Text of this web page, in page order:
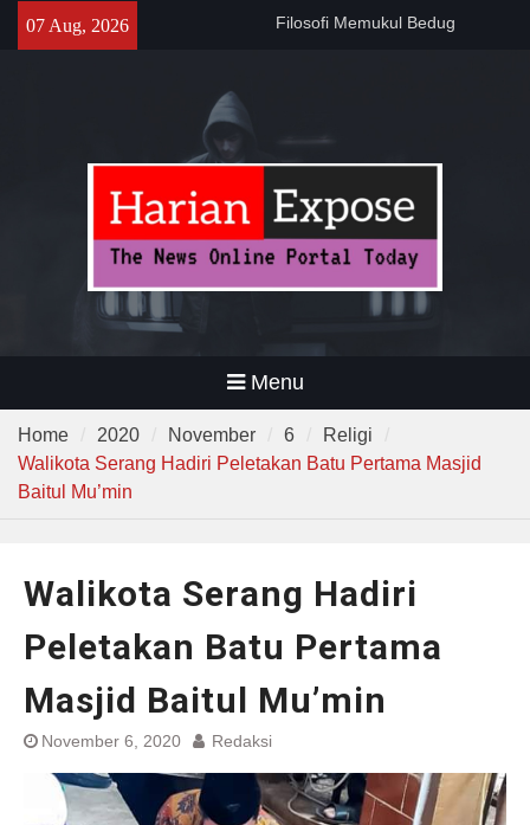
07 Aug, 2026
141 Tahun Stasiun Slawi : “Dari
Narkoba di Sekolah Kebayoran
Lama, DPR Minta Diusut
Tuntas
Menu
Home 2020 November 6
Religi
Walikota Serang Hadiri Peletakan Batu Pertama Masjid
Baitul Mu’min
Walikota Serang Hadiri
Peletakan Batu Pertama
Masjid Baitul Mu’min
November 6, 2020 Redaksi